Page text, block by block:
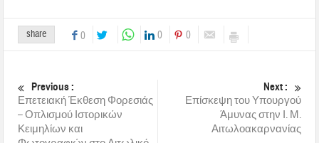
share 0 0 0
Previous :
Επετειακή Έκθεση Φορεσιάς
– Οπλισμού Ιστορικών
Κειμηλίων και
Next :
Επίσκεψη του Υπουργού
Άμυνας στην Ι. Μ.
Αιτωλοακαρνανίας